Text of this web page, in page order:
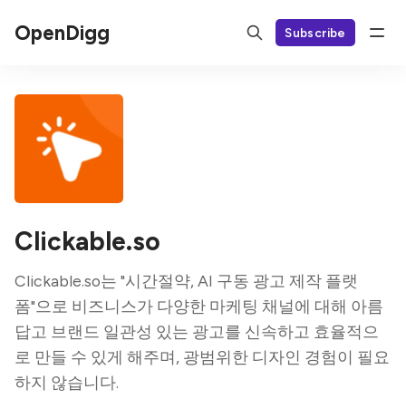
OpenDigg Subscribe
Clickable.so
Clickable.so는 "시간절약, AI 구동 광고 제작 플랫
폼"으로 비즈니스가 다양한 마케팅 채널에 대해 아름
답고 브랜드 일관성 있는 광고를 신속하고 효율적으
로 만들 수 있게 해주며, 광범위한 디자인 경험이 필요
하지 않습니다.